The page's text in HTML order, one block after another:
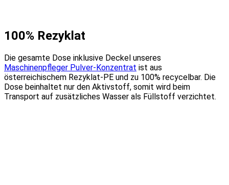
100% Rezyklat
Die gesamte Dose inklusive Deckel unseres
Maschinenpfleger Pulver-Konzentrat ist aus
österreichischem Rezyklat-PE und zu 100% recycelbar. Die
Dose beinhaltet nur den Aktivstoff, somit wird beim
Transport auf zusätzliches Wasser als Füllstoff verzichtet.